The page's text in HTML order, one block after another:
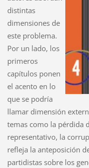
distintas
dimensiones de
este problema.
Por un lado, los
primeros
capítulos ponen
el acento en lo
que se podría
llamar dimensión
temas como la pérdida
representativo, la
refleja la anteposición
partidistas sobre los